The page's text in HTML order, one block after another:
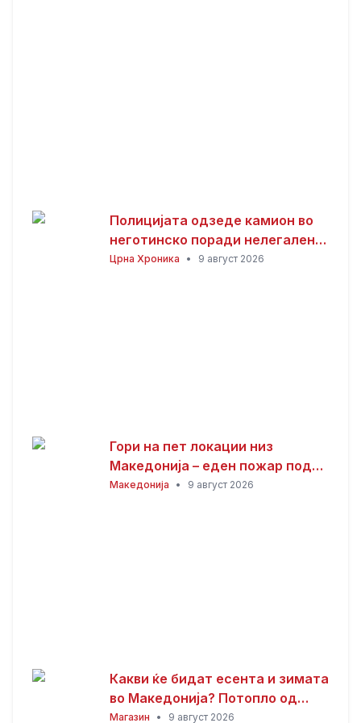
Полицијата одзеде камион во
неготинско поради нелегален
ископ и транспорт на песок
Црна Хроника • 9 август 2026
Гори на пет локации низ
Македонија – еден пожар под
контрола, три изгаснати
Македонија • 9 август 2026
Какви ќе бидат есента и зимата
во Македонија? Потопло од
просекот, но со можни
Магазин • 9 август 2026